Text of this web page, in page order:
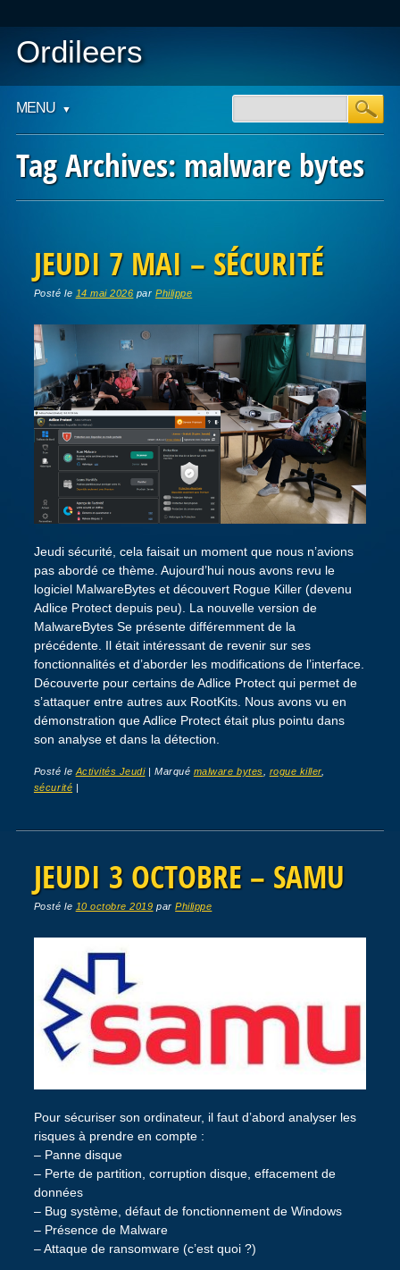
Ordileers
Main menu
content
MENU
Tag Archives: malware bytes
JEUDI 7 MAI – SÉCURITÉ
Posté le 14 mai 2026 parPhilippe
Jeudi sécurité, cela faisait un moment que nous n’avions
pas abordé ce thème. Aujourd’hui nous avons revu le
logiciel MalwareBytes et découvert Rogue Killer (devenu
Adlice Protect depuis peu). La nouvelle version de
MalwareBytes Se présente différemment de la
précédente. Il était intéressant de revenir sur ses
fonctionnalités et d’aborder les modifications de l’interface.
Découverte pour certains de Adlice Protect qui permet de
s’attaquer entre autres aux RootKits. Nous avons vu en
démonstration que Adlice Protect était plus pointu dans
son analyse et dans la détection.
Posté le Activités Jeudi |Marqué malware bytes rogue killer
sécurité |
JEUDI 3 OCTOBRE – SAMU
Posté le 10 octobre 2019 parPhilippe
Pour sécuriser son ordinateur, il faut d’abord analyser les
risques à prendre en compte :
– Panne disque
– Perte de partition, corruption disque, effacement de
données
– Bug système, défaut de fonctionnement de Windows
– Présence de Malware
– Attaque de ransomware (c’est quoi ?)